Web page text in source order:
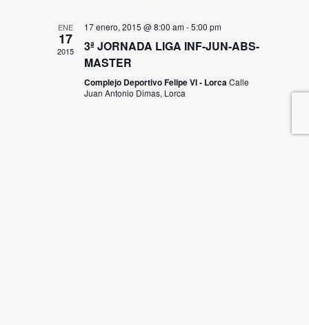
ENE
17
2015
17 enero, 2015 @ 8:00 am-5:00 pm
3ª JORNADA LIGA INF-JUN-ABS-
MASTER
Complejo Deportivo Felipe VI - Lorca Calle
Juan Antonio Dimas, Lorca